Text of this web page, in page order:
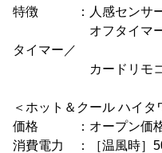
特徴 ：人感センサー
オフタイマー(1・2
タイマー／
カードリモコン／
＜ホット＆クール ハイ
価格 ：オープン価格(
消費電力 ：［温風時］